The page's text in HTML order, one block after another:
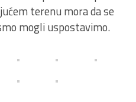
terenu mora da se
mogli uspostavimo.